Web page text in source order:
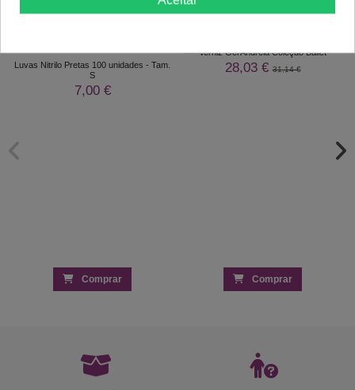
Luvas Nitrilo Pretas 100 unidades - Tam.
S
7,00 €
Comprar
Verniz Gel Andreia Coleção Ballet
28,03 €31,14 €
Comprar